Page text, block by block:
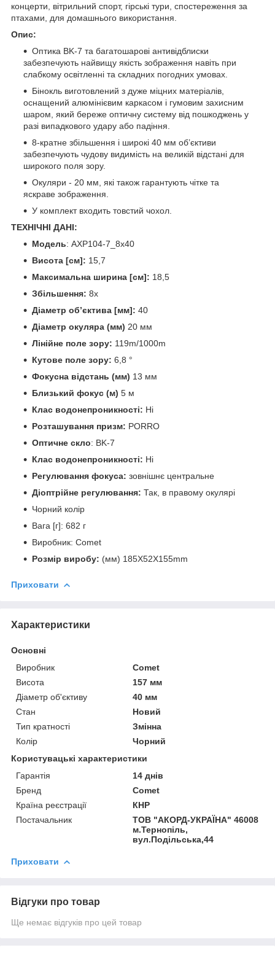
концерти, вітрильний спорт, гірські тури, спостереження за
птахами, для домашнього використання.
Опис:
Оптика BK-7 та багатошарові антивідблиски
забезпечують найвищу якість зображення навіть при
слабкому освітленні та складних погодних умовах.
Бінокль виготовлений з дуже міцних матеріалів,
оснащений алюмінієвим каркасом і гумовим захисним
шаром, який береже оптичну систему від пошкоджень у
разі випадкового удару або падіння.
8-кратне збільшення і широкі 40 мм об’єктиви
забезпечують чудову видимість на великій відстані для
широкого поля зору.
Окуляри - 20 мм, які також гарантують чітке та
яскраве зображення.
У комплект входить товстий чохол.
ТЕХНІЧНІ ДАНІ:
Модель: AXP104-7_8x40
Висота [см]: 15,7
Максимальна ширина [см]: 18,5
Збільшення: 8x
Діаметр об’єктива [мм]: 40
Діаметр окуляра (мм) 20 мм
Лінійне поле зору: 119m/1000m
Кутове поле зору: 6,8 °
Фокусна відстань (мм) 13 мм
Близький фокус (м) 5 м
Клас водонепроникності: Ні
Розташування призм: PORRO
Оптичне скло: BK-7
Клас водонепроникності: Ні
Регулювання фокуса: зовнішнє центральне
Діоптрійне регулювання: Так, в правому окулярі
Чорний колір
Вага [г]: 682 г
Виробник: Comet
Розмір виробу: (мм) 185X52X155mm
Приховати
Характеристики
Основні
Виробник
Comet
Висота
157 мм
Діаметр об'єктиву
40 мм
Стан
Новий
Тип кратності
Змінна
Колір
Чорний
Користувацькi характеристики
Гарантія
14 днів
Бренд
Comet
Країна реєстрації
КНР
Постачальник
ТОВ "АКОРД-УКРАЇНА" 46008
м.Тернопіль,
вул.Подільська,44
Приховати
Відгуки про товар
Ще немає відгуків про цей товар